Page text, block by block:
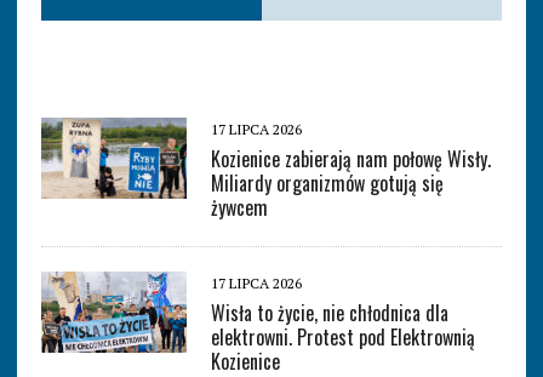
17 LIPCA 2026
Kozienice zabierają nam połowę Wisły.
Miliardy organizmów gotują się
żywcem
17 LIPCA 2026
Wisła to życie, nie chłodnica dla
elektrowni. Protest pod Elektrownią
Kozienice